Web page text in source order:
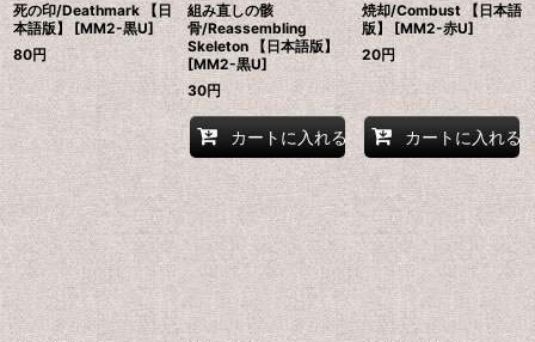
死の印/Deathmark 【日
本語版】 [MM2-黒U]
80円
組み直しの骸
骨/Reassembling
Skeleton 【日本語版】
[MM2-黒U]
30円
カートに入れる
焼却/Combust 【日本語
版】 [MM2-赤U]
20円
カートに入れる